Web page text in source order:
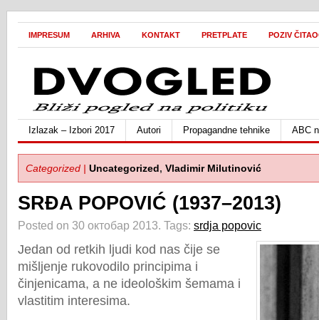
IMPRESUM ARHIVA KONTAKT PRETPLATE POZIV
Izlazak – Izbori 2017 Autori Propagandne tehnike ABC
Categorized | Uncategorized, Vladimir Milutinović
SRĐA POPOVIĆ (1937–2013)
Posted on 30 октобар 2013. Tags: srdja popovic
Jedan od retkih ljudi kod nas čije se
mišljenje rukovodilo principima i
činjenicama, a ne ideološkim šemama i
vlastitim interesima.